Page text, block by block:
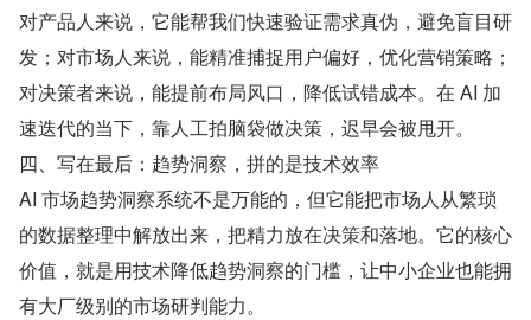
对产品人来说，它能帮我们快速验证需求真伪，避免盲目研
发；对市场人来说，能精准捕捉用户偏好，优化营销策略；
对决策者来说，能提前布局风口，降低试错成本。在 AI 加
速迭代的当下，靠人工拍脑袋做决策，迟早会被甩开。
四、写在最后：趋势洞察，拼的是技术效率
AI 市场趋势洞察系统不是万能的，但它能把市场人从繁琐
的数据整理中解放出来，把精力放在决策和落地。它的核心
价值，就是用技术降低趋势洞察的门槛，让中小企业也能拥
有大厂级别的市场研判能力。